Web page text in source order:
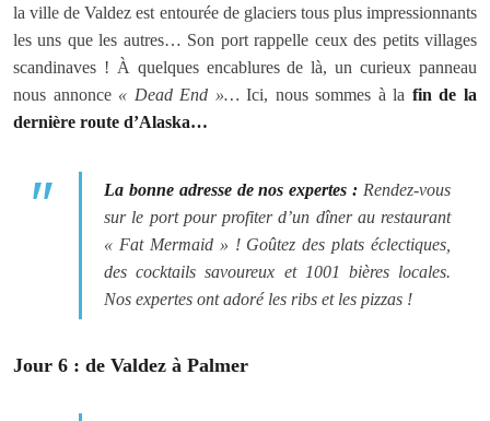
la ville de Valdez est entourée de glaciers tous plus impressionnants
les uns que les autres… Son port rappelle ceux des petits villages
scandinaves ! À quelques encablures de là, un curieux panneau
nous annonce « Dead End »… Ici, nous sommes à la fin de la
dernière route d’Alaska…
La bonne adresse de nos expertes : Rendez-vous
sur le port pour profiter d’un dîner au restaurant
« Fat Mermaid » ! Goûtez des plats éclectiques,
des cocktails savoureux et 1001 bières locales.
Nos expertes ont adoré les ribs et les pizzas !
Jour 6 : de Valdez à Palmer